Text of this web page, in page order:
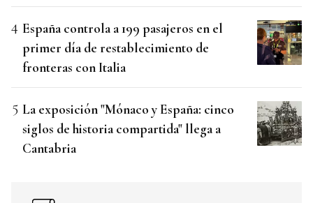
España controla a 199 pasajeros en el
primer día de restablecimiento de
fronteras con Italia
La exposición "Mónaco y España: cinco
siglos de historia compartida" llega a
Cantabria